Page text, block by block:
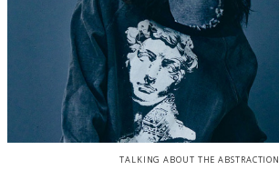
TALKING ABOUT THE ABSTRACTION